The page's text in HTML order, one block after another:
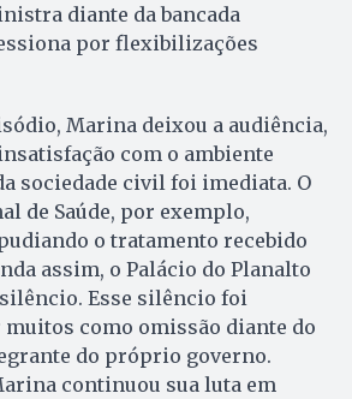
diante da bancada
por flexibilizações
Marina deixou a audiência,
com o ambiente
sociedade civil foi imediata. O
de Saúde, por exemplo,
o tratamento recebido
assim, o Palácio do Planalto
Esse silêncio foi
como omissão diante do
do próprio governo.
continuou sua luta em